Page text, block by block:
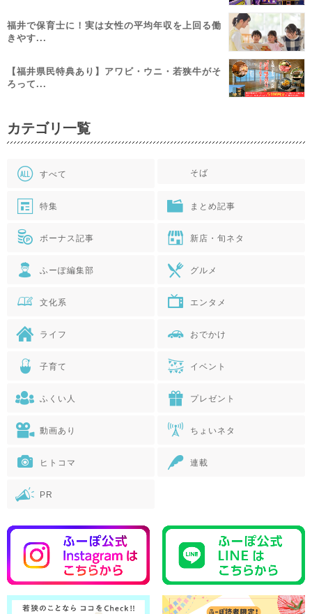
福井で保育士に！実は女性の平均年収を上回る働
きやす...
【福井県民特典あり】アワビ・ウニ・若狭牛がそ
ろって...
カテゴリ一覧
すべて そば
特集 まとめ記事
ボーナス記事 新店・旬ネタ
ふーぽ編集部 グルメ
文化系 エンタメ
ライフ おでかけ
子育て イベント
ふくい人 プレゼント
動画あり ちょいネタ
ヒトコマ 連載
PR